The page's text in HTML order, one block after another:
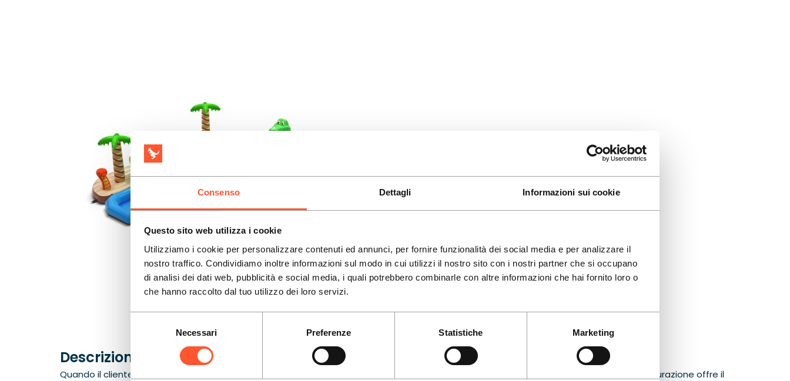
Consenso Dettagli Informazioni sui cookie
Questo sito web utilizza i cookie
Utilizziamo i cookie per personalizzare contenuti ed annunci, per fornire funzionalità dei social media e per analizzare il
nostro traffico. Condividiamo inoltre informazioni sul modo in cui utilizzi il nostro sito con i nostri partner che si occupano
di analisi dei dati web, pubblicità e social media, i quali potrebbero combinarle con altre informazioni che hai fornito loro o
che hanno raccolto dal tuo utilizzo dei loro servizi.
Necessari Preferenze Statistiche Marketing
Descrizione del prodotto
Quando il cliente ha bisogno di un’attrazione acquatica, ma l’area dell’evento non consente di costruire una zona estesa, questa configurazione offre il